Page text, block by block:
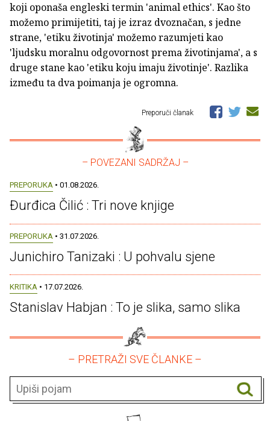
koji oponaša engleski termin 'animal ethics'. Kao što
možemo primijetiti, taj je izraz dvoznačan, s jedne
strane, 'etiku životinja' možemo razumjeti kao
'ljudsku moralnu odgovornost prema životinjama', a s
druge stane kao 'etiku koju imaju životinje'. Razlika
između ta dva poimanja je ogromna.
Preporuči članak
– POVEZANI SADRŽAJ –
PREPORUKA • 01.08.2026.
Đurđica Čilić : Tri nove knjige
PREPORUKA • 31.07.2026.
Junichiro Tanizaki : U pohvalu sjene
KRITIKA • 17.07.2026.
Stanislav Habjan : To je slika, samo slika
– PRETRAŽI SVE ČLANKE –